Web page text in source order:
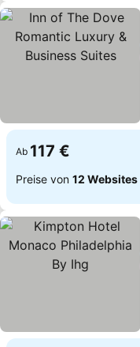
Ab 117 €
Preise von 12 Websites